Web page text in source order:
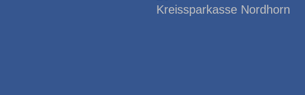
Kreissparkasse Nordhorn